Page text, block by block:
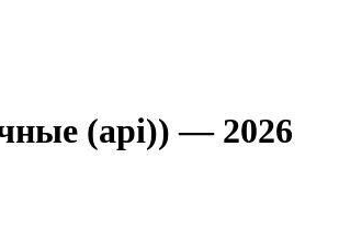
(api)) — 2026